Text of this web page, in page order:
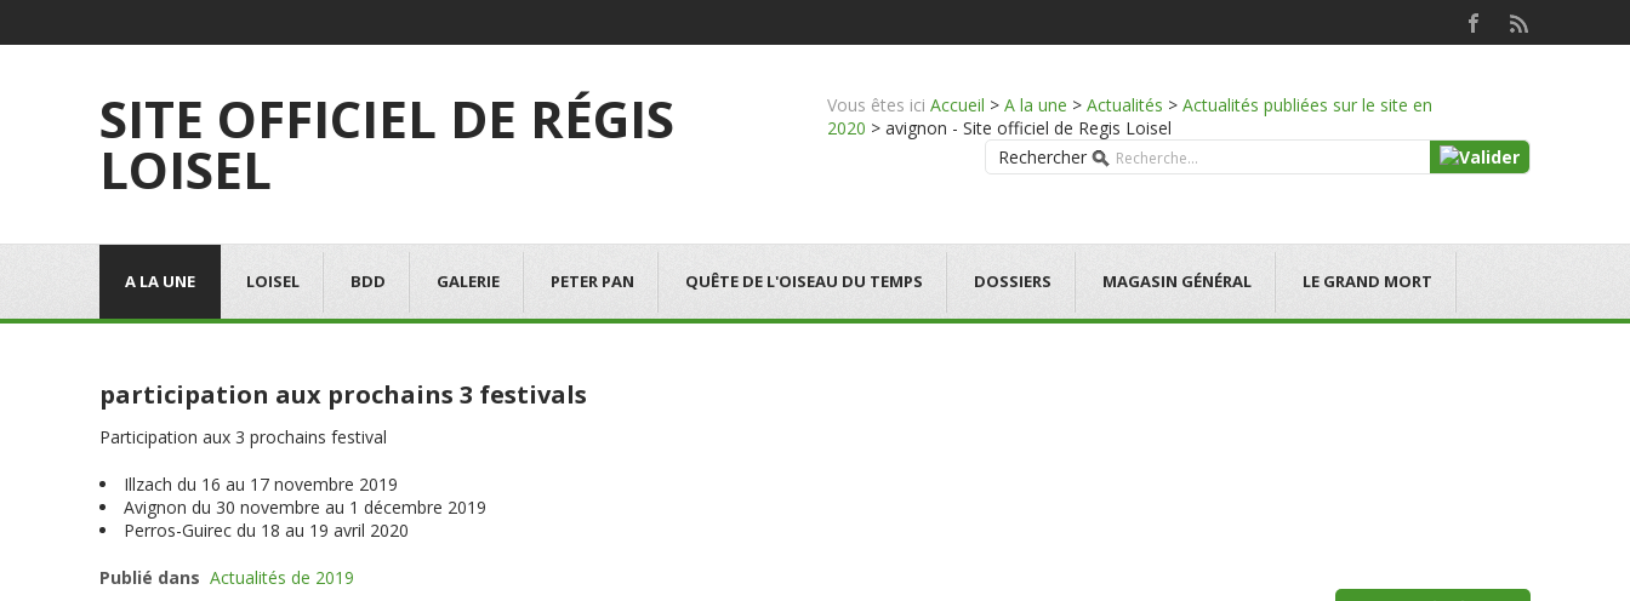
SITE OFFICIEL DE RÉGIS
LOISEL
Vous êtes ici Accueil > A la une > Actualités > Actualités publiées sur le site en
2020 > avignon - Site officiel de Regis Loisel
Rechercher
A LA UNE LOISEL BDD GALERIE PETER PAN QUÊTE DE L'OISEAU DU TEMPS DOSSIERS MAGASIN GÉNÉRAL LE GRAND MORT
participation aux prochains 3 festivals
Participation aux 3 prochains festival
Illzach du 16 au 17 novembre 2019
Avignon du 30 novembre au 1 décembre 2019
Perros-Guirec du 18 au 19 avril 2020
Publié dans Actualités de 2019